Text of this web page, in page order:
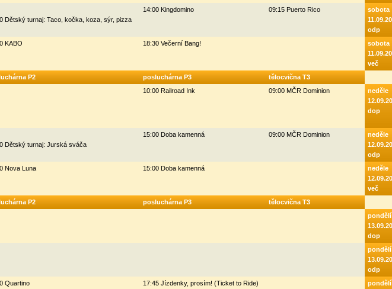
Dětský turnaj: Taco, kočka, koza, sýr, pizza
14:00 Kingdomino 09:15 Puerto Rico
sobota
odp
KABO 18:30 Večerní Bang!
sobota
več
P2 posluchárna P3
tělocvična T3
10:00 Railroad Ink 09:00 MČR Dominion
neděle
dop
Dětský turnaj: Jurská sváča
15:00 Doba kamenná 09:00 MČR Dominion
neděle
odp
Nova Luna 15:00 Doba kamenná
neděle
več
P2 posluchárna P3
tělocvična T3
pondělí
dop
pondělí
odp
Quartino 17:45 Jízdenky, prosím! (Ticket to Ride)
pondělí